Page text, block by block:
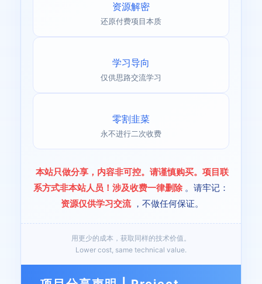
资源解密
还原付费项目本质
学习导向
仅供思路交流学习
零割韭菜
永不进行二次收费
本站只做分享，内容非可控。请谨慎购买。项目联
系方式非本站人员！涉及收费一律删除 。请牢记：
资源仅供学习交流 ，不做任何保证。
用更少的成本，获取同样的技术价值。
Lower cost, same technical value.